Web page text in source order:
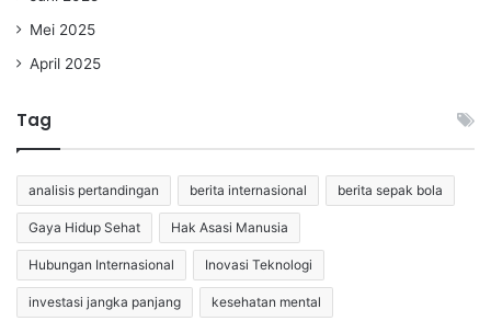
Mei 2025
April 2025
Tag
analisis pertandingan berita internasional berita sepak bola
Gaya Hidup Sehat Hak Asasi Manusia
Hubungan Internasional Inovasi Teknologi
investasi jangka panjang kesehatan mental